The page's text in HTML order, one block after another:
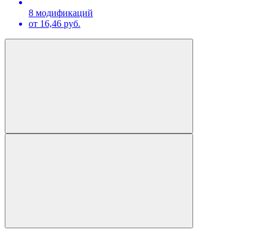
8 модификаций
от 16,46 руб.